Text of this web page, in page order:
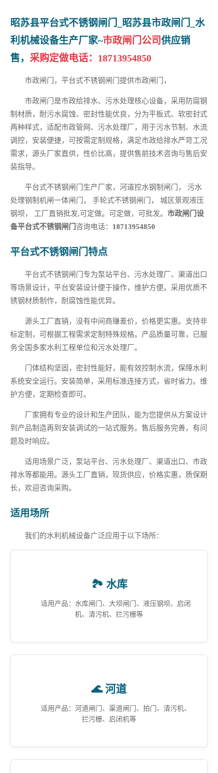
昭苏县平台式不锈钢闸门_昭苏县市政闸门_水
利机械设备生产厂家~市政闸门公司供应销
售，采购定做电话： 18713954850
市政闸门，平台式不锈钢闸门提供市政闸门，
市政闸门是市政给排水、污水处理核心设备，采用防腐钢
制材质，耐污水腐蚀、密封性能优良，分为平板式、软密封式
两种样式，适配市政管网、污水处理厂，用于污水节制、水流
调控，安装便捷，可按需定制规格，满足市政给排水严苛工况
需求，源头厂家直供，性价比高，提供售前技术咨询与售后安
装指导。
平台式不锈钢闸门生产厂家，河道控水钢制闸门， 污水
处理钢制机闸一体闸门， 手轮式不锈钢闸门， 城区景观液压
钢坝， 工厂直销批发,可定做。可定做，可批发。市政闸门设
备平台式不锈钢闸门 咨询电话： 18713954850
平台式不锈钢闸门特点
平台式不锈钢闸门专为泵站平台、污水处理厂、渠道出口
等场景设计，平台安装设计便于操作，维护方便。采用优质不
锈钢材质制作，耐腐蚀性能优异。
源头工厂直销，没有中间商赚差价，价格更实惠。支持非
标定制，可根据工程需求定制特殊规格。产品质量可靠，已服
务全国多家水利工程单位和污水处理厂。
门体结构坚固，密封性能好，能有效控制水流，保障水利
系统安全运行。安装简单，采用标准连接方式，省时省力。维
护方便，定期检查即可。
厂家拥有专业的设计和生产团队，能为您提供从方案设计
到产品制造再到安装调试的一站式服务。售后服务完善，有问
题及时响应。
适用场景广泛，泵站平台、污水处理厂、渠道出口、市政
排水等都能用。源头工厂直销，现货供应，价格实惠，质保期
长，欢迎咨询采购。
适用场所
我们的水利机械设备广泛应用于以下场所：
🏞️ 水库
适用产品：水库闸门、大坝闸门、液压钢坝、启闭
机、清污机、拦污栅等
🌊 河道
适用产品：河道闸门、渠道闸门、拍门、清污机、
拦污栅、启闭机等